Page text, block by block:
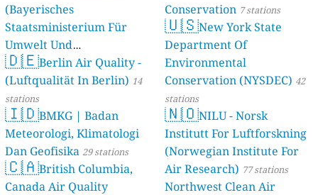
(Bayerisches
Staatsministerium Für
Umwelt Und
Verbraucherschutz) - LfU
46 stations
🇩🇪Berlin Air Quality -
(Luftqualität In Berlin) 14
stations
🇮🇩BMKG | Badan
Meteorologi, Klimatologi
Dan Geofisika 29 stations
🇨🇦British Columbia,
Canada Air Quality
Conservation 7 stations
🇺🇸New York State
Department Of
Environmental
Conservation (NYSDEC) 42
stations
🇳🇴NILU - Norsk
Institutt For Luftforskning
(Norwegian Institute For
Air Research) 77 stations
Northwest Clean Air